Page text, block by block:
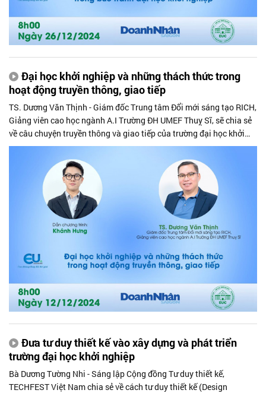
Đại học khởi nghiệp và những thách thức trong
hoạt động truyền thông, giao tiếp
TS. Dương Văn Thịnh - Giám đốc Trung tâm Đổi mới sáng tạo RICH,
Giảng viên cao học ngành A.I Trường ĐH UMEF Thuỵ Sĩ, sẽ chia sẻ
về câu chuyện truyền thông và giao tiếp của trường đại học khởi
nghiệp trong hệ sinh thái đổi mới sáng tạo rộng lớn...
Đưa tư duy thiết kế vào xây dựng và phát triển
trường đại học khởi nghiệp
Bà Dương Tường Nhi - Sáng lập Cộng đồng Tư duy thiết kế,
TECHFEST Việt Nam chia sẻ về cách tư duy thiết kế (Design